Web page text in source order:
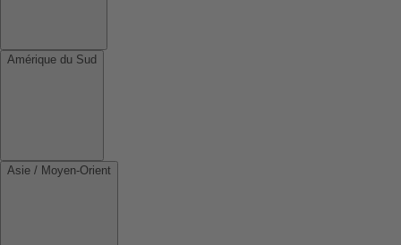
Amérique du Sud
Asie / Moyen-Orient